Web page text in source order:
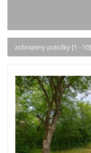
zobrazeny položky [1 - 10]